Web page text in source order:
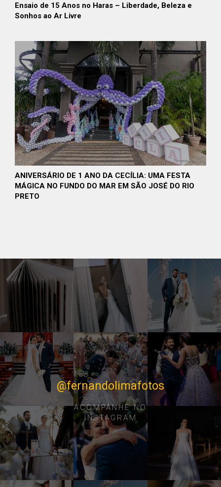
Ensaio de 15 Anos no Haras – Liberdade, Beleza e
Sonhos ao Ar Livre
ANIVERSÁRIO DE 1 ANO DA CECÍLIA: UMA FESTA
MÁGICA NO FUNDO DO MAR EM SÃO JOSÉ DO RIO
PRETO
@fernandolimafotos
ACOMPANHE NO
INSTAGRAM